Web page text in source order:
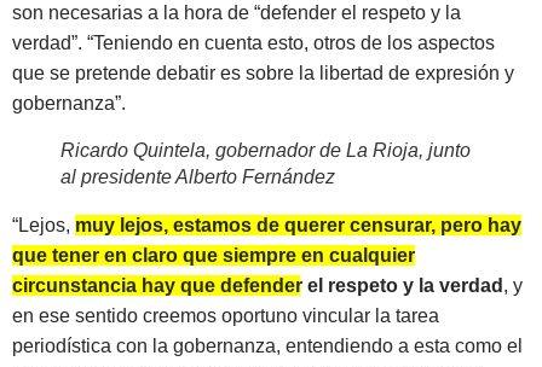
son necesarias a la hora de “defender el respeto y la
verdad”. “Teniendo en cuenta esto, otros de los aspectos
que se pretende debatir es sobre la libertad de expresión y
gobernanza”.
Ricardo Quintela, gobernador de La Rioja, junto
al presidente Alberto Fernández
“Lejos, muy lejos, estamos de querer censurar, pero hay
que tener en claro que siempre en cualquier
circunstancia hay que defender el respeto y la verdad , y
en ese sentido creemos oportuno vincular la tarea
periodística con la gobernanza, entendiendo a esta como el